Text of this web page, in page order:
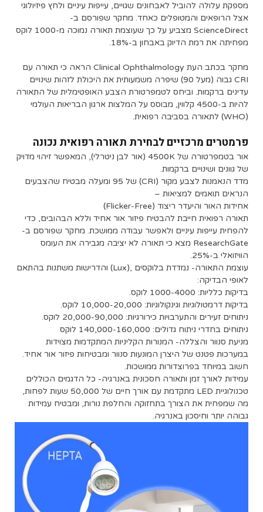
מספקת עלולה להוביל לאבחונים שגויים, עייפות עיניים ולחץ פיזיולוגי
אצל הרופאים והמטופלים כאחד. מחקר שפורסם ב-
ScienceDirect מצביע על כך שעוצמת תאורה נמוכה מ-1000 לוקס
מפחיתה את רמת הדיוק באבחון ב-18%.
מחקר בכתב העת Clinical Ophthalmology הראה כי תאורה עם
CRI גבוה (מעל 90) שיפרה משמעותית את היכולת לזהות שינויים
עדינים ברקמות. וביחס לטמפרטורת הצבע האופטימלית של התאורה
להיות ב-4500 קלווין, מבוסס על המלצות ארגון הבריאות העולמי
(WHO) לתאורה בסביבה רפואית.
פרמטרים מרכזיים לבחירת תאורה רפואית נכונה
אור בטמפרטורה של 4500K (אור לבן ניטרלי), המאפשר זיהוי מדויק
של גוונים ושינויים ברקמות.
מדד הנאמנות לצבע מקור (CRI) של 95 ומעלה מבטיח שהצבעים
הנראים תואמים למציאות –
אחידות האור והיעדר ריצוד (Flicker-Free)
תאורה רפואית חייבת להבטיח פיזור אור אחיד וללא הבהובים, כדי
להפחית עייפות עיניים ולאפשר עבודה ממושכת. מחקר שפורסם ב-
ResearchGate מצא כי תאורה לא יציבה מגבירה את העומס
הוויזואלי ב-25%.
עוצמת התאורה- נמדדת בלוקסים ,(Lux) והדרישות משתנות בהתאם
לאופי הבדיקה:
בדיקות כלליות: 1000-4000 לוקס.
בדיקות דרמטולוגיות וגינקולוגיות: 10,000-20,000 לוקס.
ניתוחים זעירים והתערבויות כירורגיות: 20,000-90,000 לוקס.
ניתוחים בחדרי ניתוח גדולים: 140,000-160,000 לוקס
מניעת סנוור והצללה- המנורות הקליניות המתקדמות מצוידות
במערכות פטנט של היצרן המונעות סנוור ומבטיחות פיזור אור אחיד.
חשוב במיוחד בפרוצדורות ממושכות.
עמידות לאורך זמן ותאורה חסכונית באנרגיה- כל הדגמים הכוללים
טכנולוגיית LED מתקדמת עם אורך חיים של 50,000 שעות לפחות,
מה שמפחית את הצורך בתחזוקה והחלפת נורות, ומבטיח עמידות
גבוהה יותר וחיסכון באנרגיה.